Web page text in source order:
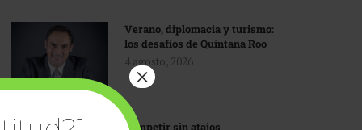
Verano, diplomacia y turismo:
los desafíos de Quintana Roo
4 agosto, 2026
Competir sin atajos
×